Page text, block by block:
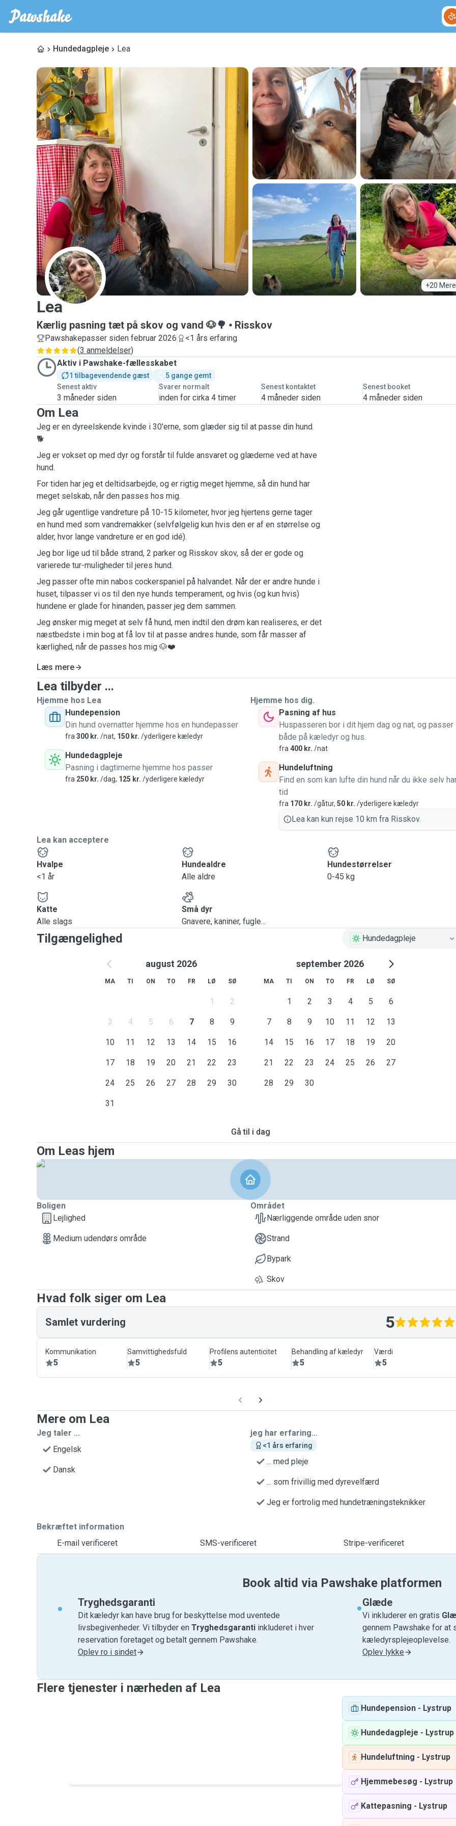
Hundedagpleje Lea
+20 Mere
L
Lea
Kærlig pasning tæt på skov og vand 🐶🌳 Risskov
Pawshakepasser siden februar 2026
<1 års erfaring
(3 anmeldelser)
Aktiv i Pawshake-fællesskabet
1 tilbagevendende gæst
5 gange gemt
Senest aktiv
3 måneder siden
Svarer normalt
inden for cirka 4 timer
Senest kontaktet
4 måneder siden
Senest booket
4 måneder siden
Om Lea
Jeg er en dyreelskende kvinde i 30'erne, som glæder sig til at passe din hund.
🐕
Jeg er vokset op med dyr og forstår til fulde ansvaret og glæderne ved at have
hund.
For tiden har jeg et deltidsarbejde, og er rigtig meget hjemme, så din hund har
meget selskab, når den passes hos mig.
Jeg går ugentlige vandreture på 10-15 kilometer, hvor jeg hjertens gerne tager
en hund med som vandremakker (selvfølgelig kun hvis den er af en størrelse og
alder, hvor lange vandreture er en god idé).
Jeg bor lige ud til både strand, 2 parker og Risskov skov, så der er gode og
varierede tur-muligheder til jeres hund.
Jeg passer ofte min nabos cockerspaniel på halvandet. Når der er andre hunde i
huset, tilpasser vi os til den nye hunds temperament, og hvis (og kun hvis)
hundene er glade for hinanden, passer jeg dem sammen.
Jeg ønsker mig meget at selv få hund, men indtil den drøm kan realiseres, er det
næstbedste i min bog at få lov til at passe andres hunde, som får masser af
kærlighed, når de passes hos mig 🐶❤️
Læs mere
Lea tilbyder ...
Hjemme hos Lea
Hundepension
Din hund overnatter hjemme hos en hundepasser
fra 300 kr. /nat, 150 kr. /yderligere kæledyr
Hundedagpleje
Pasning i dagtimerne hjemme hos passer
fra 250 kr. /dag, 125 kr. /yderligere kæledyr
Hjemme hos dig.
Pasning af hus
Huspasseren bor i dit hjem dag og nat, og passer
både på kæledyr og hus.
fra 400 kr. /nat
Hundeluftning
Find en som kan lufte din hund når du ikke selv
tid
fra 170 kr. /gåtur, 50 kr. /yderligere kæledyr
Lea kan kun rejse 10 km fra Risskov.
Lea kan acceptere
Hvalpe
<1 år
Hundealdre
Alle aldre
Hundestørrelser
0-45 kg
Katte
Alle slags
Små dyr
Gnavere, kaniner, fugle...
Tilgængelighed Hundedagpleje
august 2026
MA TI ON TO FR LØ SØ
1 2
3 4 5 6 7 8 9
10 11 12 13 14 15 16
17 18 19 20 21 22 23
24 25 26 27 28 29 30
31
september 2026
MA TI ON TO FR LØ SØ
1 2 3 4 5 6
7 8 9 10 11 12 13
14 15 16 17 18 19 20
21 22 23 24 25 26 27
28 29 30
Gå til i dag
Om Leas hjem
Boligen
Lejlighed
Medium udendørs område
Området
Nærliggende område uden snor
Strand
Bypark
Skov
Hvad folk siger om Lea
Samlet vurdering 5
Kommunikation
5
Samvittighedsfuld
5
Profilens autenticitet
5
Behandling af kæledyr
5
Værdi
5
Mere om Lea
Jeg taler ...
Engelsk
Dansk
jeg har erfaring...
<1 års erfaring
... med pleje
... som frivillig med dyrevelfærd
Jeg er fortrolig med hundetræningsteknikker
Bekræftet information
E-mail verificeret
SMS-verificeret Stripe-verificeret
Book altid via Pawshake platformen
Tryghedsgaranti
Dit kæledyr kan have brug for beskyttelse mod uventede
livsbegivenheder. Vi tilbyder en Tryghedsgaranti inkluderet i hver
reservation foretaget og betalt gennem Pawshake.
Oplev ro i sindet
Glæde
Vi inkluderer en gratis
gennem Pawshake for at
kæledyrsplejeoplevelse.
Oplev lykke
Flere tjenester i nærheden af ​​Lea
Hundepension - Lystrup
Hundedagpleje - Lystrup
Hundeluftning - Lystrup
Hjemmebesøg - Lystrup
Kattepasning - Lystrup